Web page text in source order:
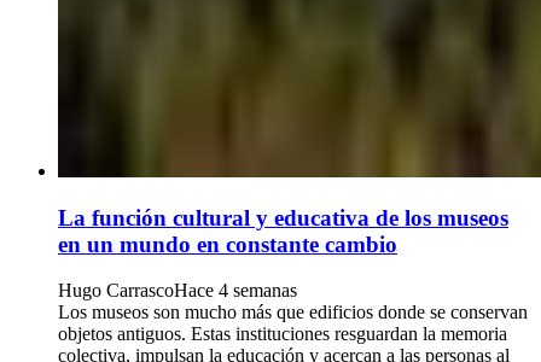
La función cultural y educativa de los museos
en un mundo en constante cambio
Hugo CarrascoHace 4 semanas
Los museos son mucho más que edificios donde se conservan
objetos antiguos. Estas instituciones resguardan la memoria
colectiva, impulsan la educación y acercan a las personas al